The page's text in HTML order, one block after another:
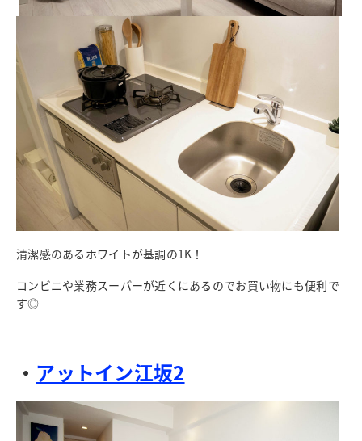
清潔感のあるホワイトが基調の1K！
コンビニや業務スーパーが近くにあるのでお買い物にも便利で
す◎
・ アットイン江坂2